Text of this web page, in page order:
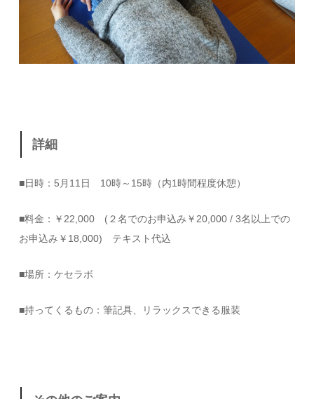
詳細
■日時：5月11日 10時～15時（内1時間程度休憩）
■料金：￥22,000 (２名でのお申込み￥20,000 / 3名以上での
お申込み￥18,000) テキスト代込
■場所：ケセラボ
■持ってくるもの：筆記具、リラックスできる服装